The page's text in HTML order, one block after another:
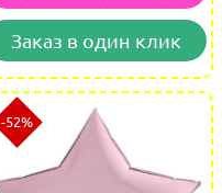
Заказ в один клик
-52%